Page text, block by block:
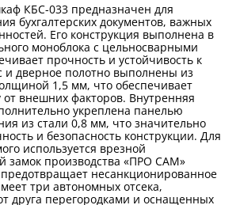
КБС-033 предназначен для
бухгалтерских документов, важных
Его конструкция выполнена в
моноблока с цельносварными
прочность и устойчивость к
и дверное полотно выполнены из
1,5 мм, что обеспечивает
внешних факторов. Внутренняя
укреплена панелью
из стали 0,8 мм, что значительно
и безопасность конструкции. Для
используется врезной
замок производства «ПРО САМ»
несанкционированное
три автономных отсека,
друга перегородками и оснащенных